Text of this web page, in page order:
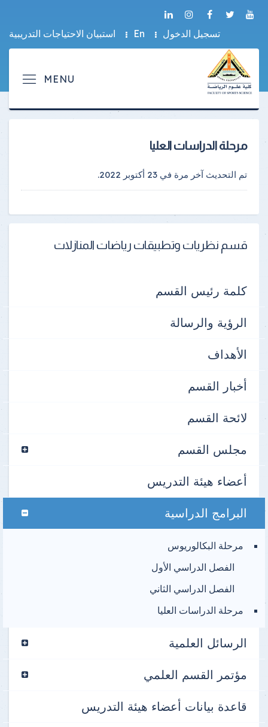
تسجيل الدخول En استبيان الاحتياجات التدريبية
مرحلة الدراسات العليا
تم التحديث آخر مرة في 23 أكتوبر 2022 .
قسم نظريات وتطبيقات رياضات المنازلات
كلمة رئيس القسم
الرؤية والرسالة
الأهداف
أخبار القسم
لائحة القسم
مجلس القسم
أعضاء هيئة التدريس
البرامج الدراسية
مرحلة البكالوريوس
الفصل الدراسي الأول
الفصل الدراسي الثاني
مرحلة الدراسات العليا
الرسائل العلمية
مؤتمر القسم العلمي
قاعدة بيانات أعضاء هيئة التدريس